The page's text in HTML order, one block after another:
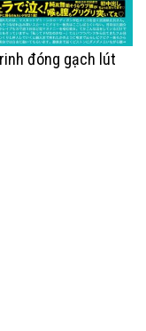
đóng gạch lút